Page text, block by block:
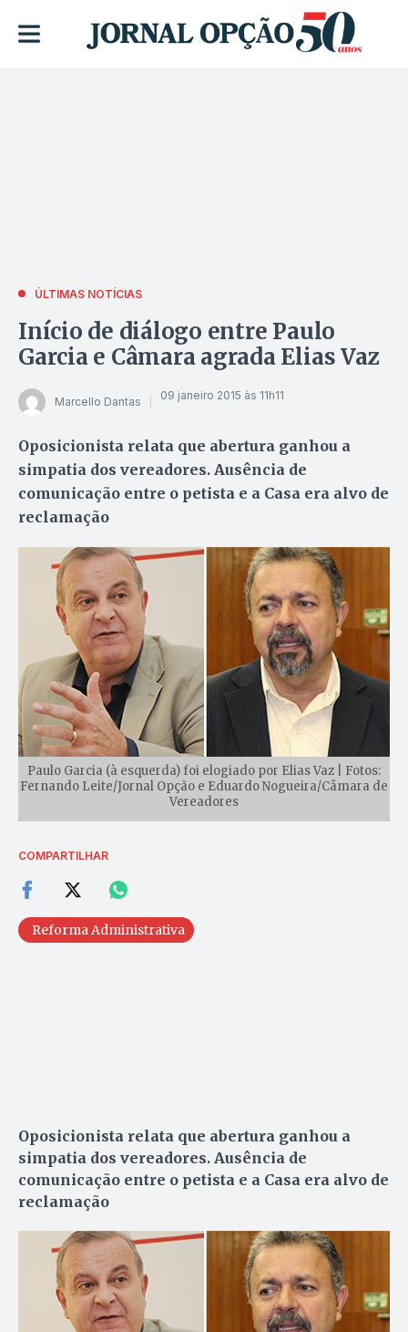
ÚLTIMAS NOTÍCIAS
Início de diálogo entre Paulo
Garcia e Câmara agrada Elias Vaz
Marcello Dantas 09 janeiro 2015 às 11h11
Oposicionista relata que abertura ganhou a
simpatia dos vereadores. Ausência de
comunicação entre o petista e a Casa era alvo de
reclamação
Paulo Garcia (à esquerda) foi elogiado por Elias Vaz | Fotos:
Fernando Leite/Jornal Opção e Eduardo Nogueira/Câmara de
Vereadores
COMPARTILHAR
Reforma Administrativa
Oposicionista relata que abertura ganhou a
simpatia dos vereadores. Ausência de
comunicação entre o petista e a Casa era alvo de
reclamação